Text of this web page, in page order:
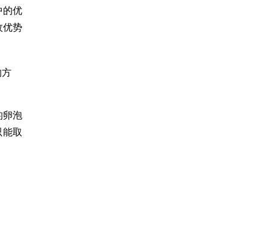
的优
优势
方
卵泡
取